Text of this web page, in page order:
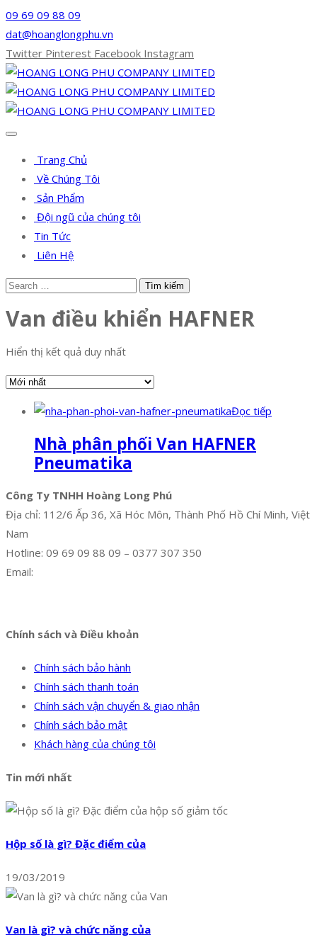
09 69 09 88 09
dat@hoanglongphu.vn
Twitter Pinterest Facebook Instagram
Trang Chủ
Về Chúng Tôi
Sản Phẩm
Đội ngũ của chúng tôi
Tin Tức
Liên Hệ
Van điều khiển HAFNER
Hiển thị kết quả duy nhất
Đọc tiếp
Nhà phân phối Van HAFNER
Pneumatika
Công Ty TNHH Hoàng Long Phú
Địa chỉ: 112/6 Ấp 36, Xã Hóc Môn, Thành Phố Hồ Chí Minh, Việt
Nam
Hotline: 09 69 09 88 09 – 0377 307 350
Email:
Chính sách và Điều khoản
Chính sách bảo hành
Chính sách thanh toán
Chính sách vận chuyển & giao nhận
Chính sách bảo mật
Khách hàng của chúng tôi
Tin mới nhất
Hộp số là gì? Đặc điểm của
19/03/2019
Van là gì? và chức năng của